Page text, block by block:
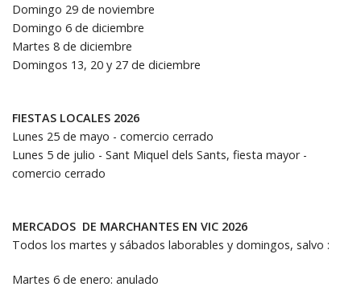
Domingo 29 de noviembre
Domingo 6 de diciembre
Martes 8 de diciembre
Domingos 13, 20 y 27 de diciembre
FIESTAS LOCALES 2026
Lunes 25 de mayo - comercio cerrado
Lunes 5 de julio - Sant Miquel dels Sants, fiesta mayor -
comercio cerrado
MERCADOS DE MARCHANTES EN VIC 2026
Todos los martes y sábados laborables y domingos, salvo :
Martes 6 de enero: anulado